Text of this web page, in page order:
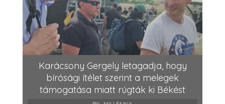
Karácsony Gergely letagadja, hogy
bírósági ítélet szerint a melegek
támogatása miatt rúgták ki Békést